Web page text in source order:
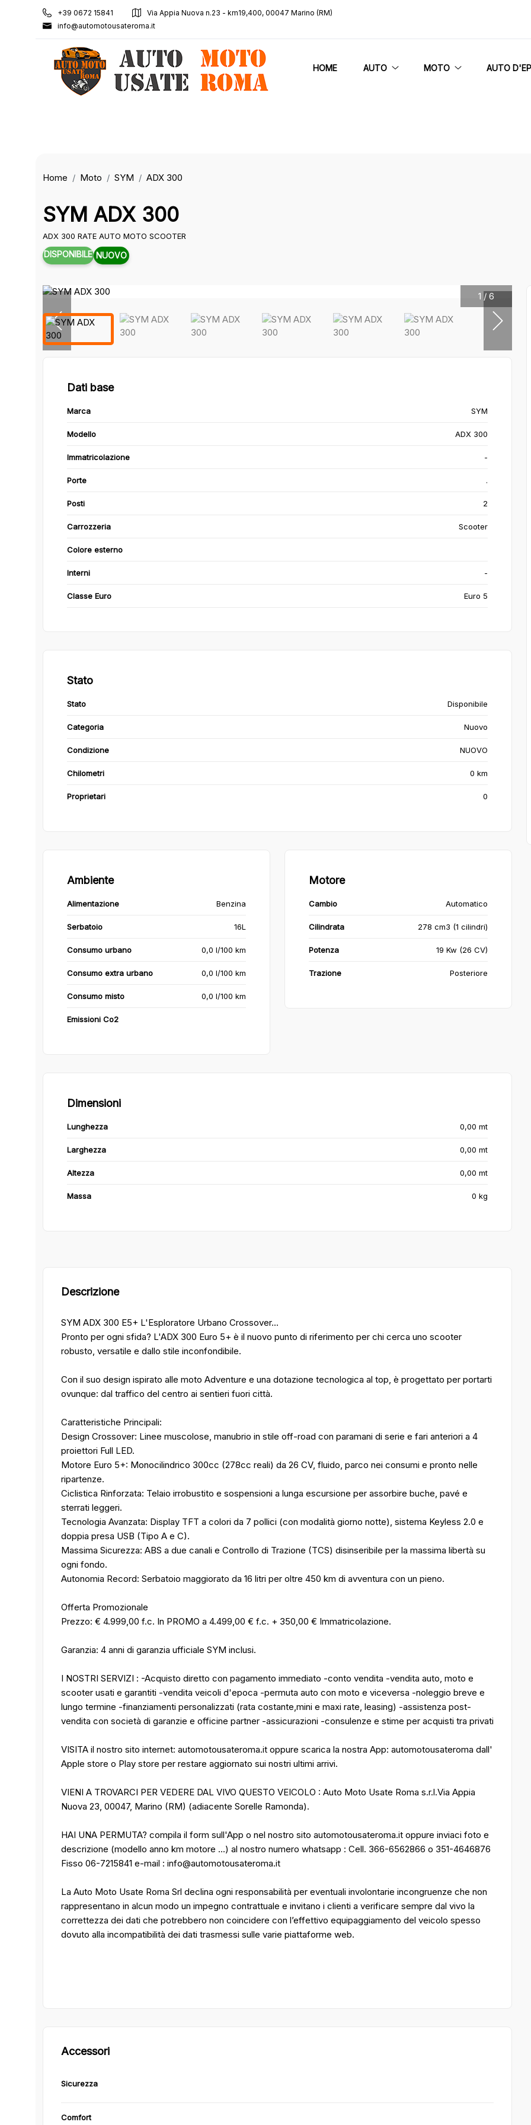
+39 0672 15841
Via Appia Nuova n.23 - km19,400, 00047 Marino (RM)
info@automotousateroma.it
HOME AUTO MOTO AUTO
Home Moto SYM ADX 300
SYM ADX 300
ADX 300 RATE AUTO MOTO SCOOTER
DISPONIBILE NUOVO
1 / 6
Dati base
Marca SYM
Modello ADX 300
Immatricolazione -
Porte .
Posti 2
Carrozzeria Scooter
Colore esterno
Interni -
Classe Euro Euro 5
Stato
Stato Disponibile
Categoria Nuovo
Condizione NUOVO
Chilometri 0 km
Proprietari 0
Ambiente
Alimentazione Benzina
Serbatoio 16L
Consumo urbano 0,0 l/100 km
Consumo extra urbano 0,0 l/100 km
Consumo misto 0,0 l/100 km
Emissioni Co2
Motore
Cambio Automatico
Cilindrata 278 cm3 (1 cilindri)
Potenza 19 Kw (26 CV)
Trazione Posteriore
Dimensioni
Lunghezza 0,00 mt
Larghezza 0,00 mt
Altezza 0,00 mt
Massa 0 kg
Descrizione
SYM ADX 300 E5+ L'Esploratore Urbano Crossover...
Pronto per ogni sfida? L'ADX 300 Euro 5+ è il nuovo punto di riferimento per chi cerca uno scooter
robusto, versatile e dallo stile inconfondibile.
Con il suo design ispirato alle moto Adventure e una dotazione tecnologica al top, è progettato per portarti
ovunque: dal traffico del centro ai sentieri fuori città.
Caratteristiche Principali:
Design Crossover: Linee muscolose, manubrio in stile off-road con paramani di serie e fari anteriori a 4
proiettori Full LED.
Motore Euro 5+: Monocilindrico 300cc (278cc reali) da 26 CV, fluido, parco nei consumi e pronto nelle
ripartenze.
Ciclistica Rinforzata: Telaio irrobustito e sospensioni a lunga escursione per assorbire buche, pavé e
sterrati leggeri.
Tecnologia Avanzata: Display TFT a colori da 7 pollici (con modalità giorno notte), sistema Keyless 2.0 e
doppia presa USB (Tipo A e C).
Massima Sicurezza: ABS a due canali e Controllo di Trazione (TCS) disinseribile per la massima libertà su
ogni fondo.
Autonomia Record: Serbatoio maggiorato da 16 litri per oltre 450 km di avventura con un pieno.
Offerta Promozionale
Prezzo: € 4.999,00 f.c. In PROMO a 4.499,00 € f.c. + 350,00 € Immatricolazione.
Garanzia: 4 anni di garanzia ufficiale SYM inclusi.
I NOSTRI SERVIZI : -Acquisto diretto con pagamento immediato -conto vendita -vendita auto, moto e
scooter usati e garantiti -vendita veicoli d'epoca -permuta auto con moto e viceversa -noleggio breve e
lungo termine -finanziamenti personalizzati (rata costante,mini e maxi rate, leasing) -assistenza post-
vendita con società di garanzie e officine partner -assicurazioni -consulenze e stime per acquisti tra privati
VISITA il nostro sito internet: automotousateroma.it oppure scarica la nostra App: automotousateroma dall'
Apple store o Play store per restare aggiornato sui nostri ultimi arrivi.
VIENI A TROVARCI PER VEDERE DAL VIVO QUESTO VEICOLO : Auto Moto Usate Roma s.r.l.Via Appia
Nuova 23, 00047, Marino (RM) (adiacente Sorelle Ramonda).
HAI UNA PERMUTA? compila il form sull'App o nel nostro sito automotousateroma.it oppure inviaci foto e
descrizione (modello anno km motore ...) al nostro numero whatsapp : Cell. 366-6562866 o 351-4646876
Fisso 06-7215841 e-mail : info@automotousateroma.it
La Auto Moto Usate Roma Srl declina ogni responsabilità per eventuali involontarie incongruenze che non
rappresentano in alcun modo un impegno contrattuale e invitano i clienti a verificare sempre dal vivo la
correttezza dei dati che potrebbero non coincidere con l’effettivo equipaggiamento del veicolo spesso
dovuto alla incompatibilità dei dati trasmessi sulle varie piattaforme web.
Accessori
Sicurezza
Comfort